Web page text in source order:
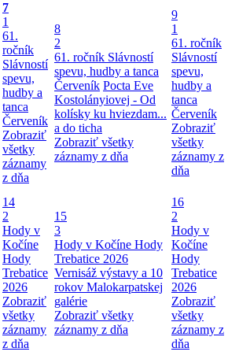
7
1
61.
ročník
Slávností
spevu,
hudby a
tanca
Červeník
Zobraziť
všetky
záznamy
z dňa
8
2
61. ročník Slávností
spevu, hudby a tanca
Červeník Pocta Eve
Kostolányiovej - Od
kolísky ku hviezdam...
a do ticha
Zobraziť všetky
záznamy z dňa
9
1
61. ročník
Slávností
spevu,
hudby a
tanca
Červeník
Zobraziť
všetky
záznamy z
dňa
14
2
Hody v
Kočíne
Hody
Trebatice
2026
Zobraziť
všetky
záznamy
z dňa
15
3
Hody v Kočíne Hody
Trebatice 2026
Vernisáž výstavy a 10
rokov Malokarpatskej
galérie
Zobraziť všetky
záznamy z dňa
16
2
Hody v
Kočíne
Hody
Trebatice
2026
Zobraziť
všetky
záznamy z
dňa